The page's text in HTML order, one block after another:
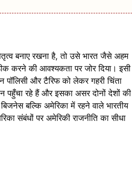
बनाए रखना है, तो उसे भारत जैसे अहम
करने की आवश्यकता पर जोर दिया। इसी
पॉलिसी और टैरिफ को लेकर गहरी चिंता
पहुँचा रहे हैं और इसका असर दोनों देशों की
बल्कि अमेरिका में रहने वाले भारतीय
संबंधों पर अमेरिकी राजनीति का सीधा